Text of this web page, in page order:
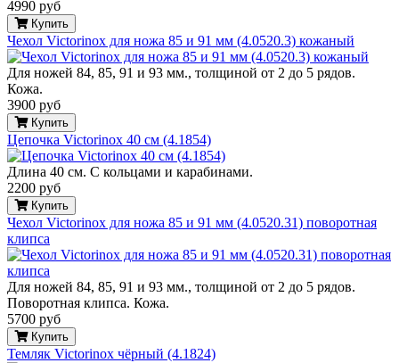
4990 руб
Купить
Чехол Victorinox для ножа 85 и 91 мм (4.0520.3) кожаный
Для ножей 84, 85, 91 и 93 мм., толщиной от 2 до 5 рядов.
Кожа.
3900 руб
Купить
Цепочка Victorinox 40 см (4.1854)
Длина 40 см. С кольцами и карабинами.
2200 руб
Купить
Чехол Victorinox для ножа 85 и 91 мм (4.0520.31) поворотная
клипса
Для ножей 84, 85, 91 и 93 мм., толщиной от 2 до 5 рядов.
Поворотная клипса. Кожа.
5700 руб
Купить
Темляк Victorinox чёрный (4.1824)